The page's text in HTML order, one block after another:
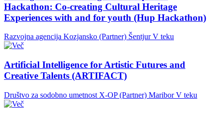
Hackathon: Co-creating Cultural Heritage
Experiences with and for youth (Hup Hackathon)
Razvojna agencija Kozjansko (Partner) Šentjur V teku
Artificial Intelligence for Artistic Futures and
Creative Talents (ARTIFACT)
Društvo za sodobno umetnost X-OP (Partner) Maribor V teku